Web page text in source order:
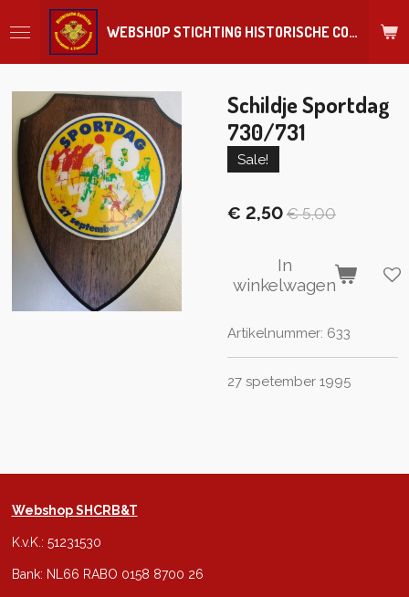
direct
hoofdinhoud
WEBSHOP STICHTING HISTORISCHE COLLECTIE REGIMENT
Schildje Sportdag
730/731
Sale!
€ 2,50 € 5,00
In
winkelwagen
Artikelnummer: 633
27 spetember 1995
Webshop SHCRB&T
K.v.K.: 51231530
Bank: NL66 RABO 0158 8700 26